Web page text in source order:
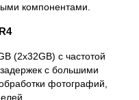
компонентами.
(2x32GB) с частотой
с большими
фотографий,